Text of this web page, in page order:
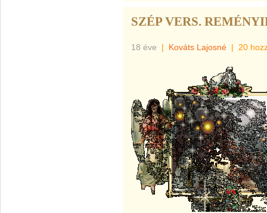
SZÉP VERS.
18 éve | Kováts Lajosné | 20